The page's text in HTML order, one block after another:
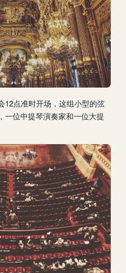
12点准时开场，这组小型的弦
一位中提琴演奏家和一位大提